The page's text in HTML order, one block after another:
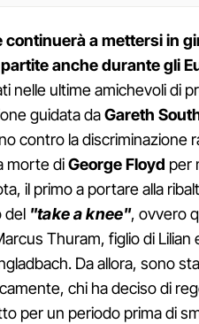
continuerà a mettersi in
anche durante gli
nelle ultime amichevoli di
guidata daGareth
contro la discriminazione
morte diGeorge Floyd per
il primo a portare alla
del "take a knee", ovvero
Thuram, figlio di Lilian
Da allora, sono
chi ha deciso di
per un periodo prima di